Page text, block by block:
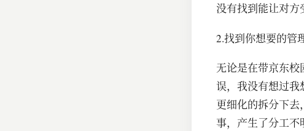
没有找到能让对方
2.找到你想要的管
无论是在带京东
误，我没有想过我
更细化的拆分下
事，产生了分工不